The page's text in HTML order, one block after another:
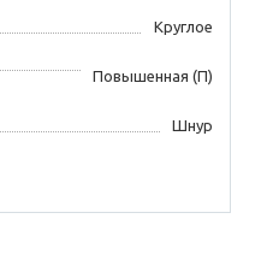
Круглое
Повышенная (П)
Шнур